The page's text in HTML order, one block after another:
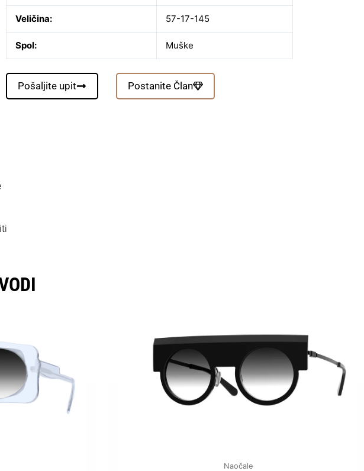
Veličina: 57-17-145
Spol: Muške
Pošaljite upit Postanite Član
Naočale